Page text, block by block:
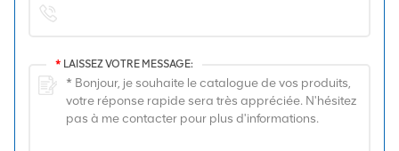
* LAISSEZ VOTRE MESSAGE: